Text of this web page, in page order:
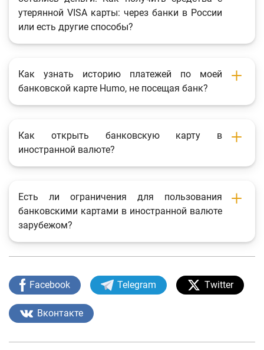
утерянной VISA карты: через банки в России
или есть другие способы?
Как узнать историю платежей по моей
банковской карте Humo, не посещая банк?
Как открыть банковскую карту в
иностранной валюте?
Есть ли ограничения для пользования
банковскими картами в иностранной валюте
зарубежом?
Facebook Telegram Twitter
Вконтакте